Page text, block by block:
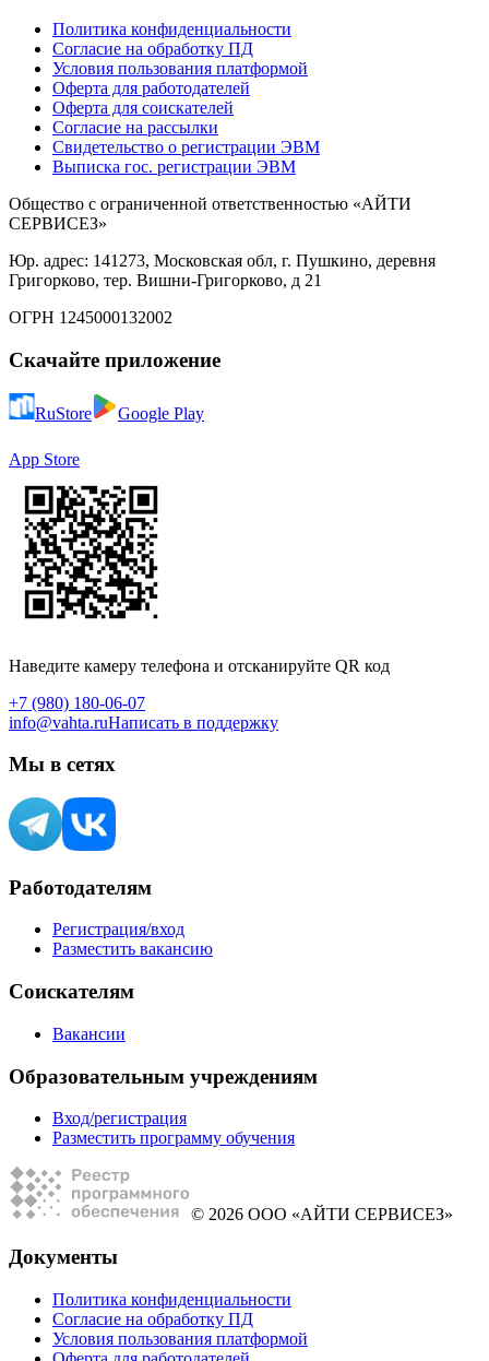
Политика конфиденциальности
Согласие на обработку ПД
Условия пользования платформой
Оферта для работодателей
Оферта для соискателей
Согласие на рассылки
Свидетельство о регистрации ЭВМ
Выписка гос. регистрации ЭВМ
Общество с ограниченной ответственностью «АЙТИ
СЕРВИСЕЗ»
Юр. адрес: 141273, Московская обл, г. Пушкино, деревня
Григорково, тер. Вишни-Григорково, д 21
ОГРН 1245000132002
Скачайте приложение
RuStore Google Play
App Store
Наведите камеру телефона и отсканируйте QR код
+7 (980) 180-06-07
info@vahta.ruНаписать в поддержку
Мы в сетях
Работодателям
Регистрация/вход
Разместить вакансию
Соискателям
Вакансии
Образовательным учреждениям
Вход/регистрация
Разместить программу обучения
© 2026 ООО «АЙТИ СЕРВИСЕЗ»
Документы
Политика конфиденциальности
Согласие на обработку ПД
Условия пользования платформой